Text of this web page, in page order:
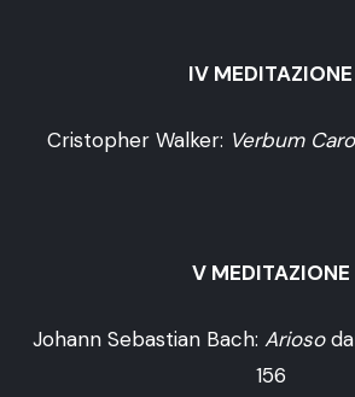
IV MEDITAZIONE
Cristopher Walker: Verbum
V MEDITAZIONE
Johann Sebastian Bach: Arioso
156